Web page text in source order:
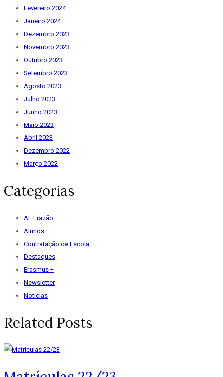
Fevereiro 2024
Janeiro 2024
Dezembro 2023
Novembro 2023
Outubro 2023
Setembro 2023
Agosto 2023
Julho 2023
Junho 2023
Maio 2023
Abril 2023
Dezembro 2022
Março 2022
Categorias
AE Frazão
Alunos
Contratação de Escola
Destaques
Erasmus +
Newsletter
Notícias
Related Posts